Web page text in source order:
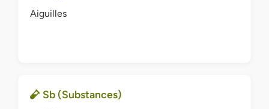
Aiguilles
Sb (Substances)